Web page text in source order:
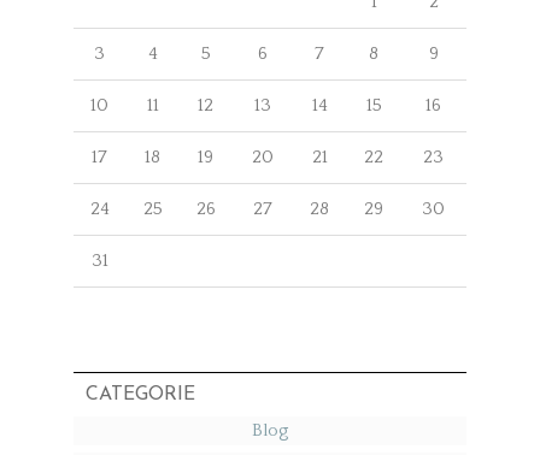
3 4 5 6 7 8 9
10 11 12 13 14 15 16
17 18 19 20 21 22 23
24 25 26 27 28 29 30
31
CATEGORIE
Blog